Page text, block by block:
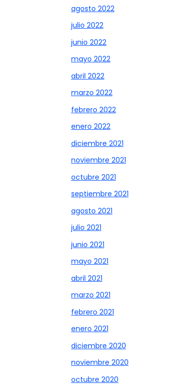
agosto 2022
julio 2022
junio 2022
mayo 2022
abril 2022
marzo 2022
febrero 2022
enero 2022
diciembre 2021
noviembre 2021
octubre 2021
septiembre 2021
agosto 2021
julio 2021
junio 2021
mayo 2021
abril 2021
marzo 2021
febrero 2021
enero 2021
diciembre 2020
noviembre 2020
octubre 2020